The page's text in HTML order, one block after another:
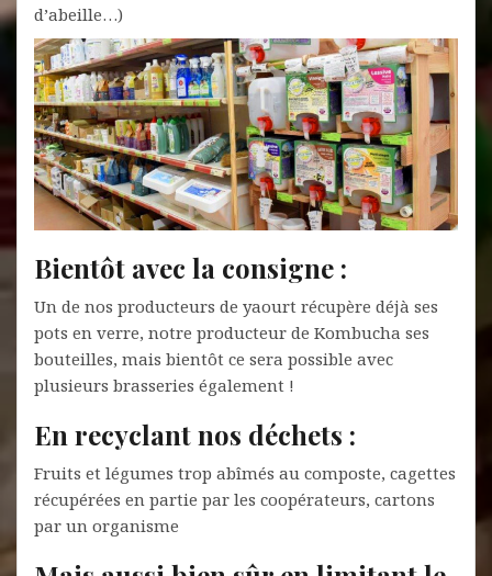
d’abeille…)
Bientôt avec la consigne :
Un de nos producteurs de yaourt récupère déjà ses
pots en verre, notre producteur de Kombucha ses
bouteilles, mais bientôt ce sera possible avec
plusieurs brasseries également !
En recyclant nos déchets :
Fruits et légumes trop abîmés au composte, cagettes
récupérées en partie par les coopérateurs, cartons
par un organisme